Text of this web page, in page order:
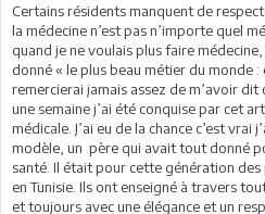
Certains résidents manquent de
la médecine n’est pas n’importe quel
quand je ne voulais plus faire
donné « le plus beau métier du monde :
remercierai jamais assez de m’avoir dit
une semaine j’ai été conquise par cet
médicale. J’ai eu de la chance c’est vrai
modèle, un père qui avait tout donné
santé. Il était pour cette génération
en Tunisie. Ils ont enseigné à travers
et toujours avec une élégance et un